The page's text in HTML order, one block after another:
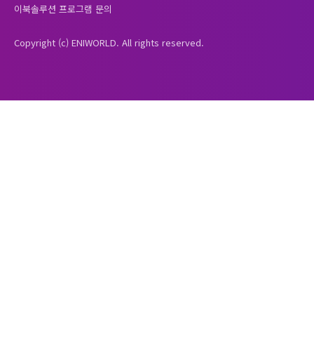
이북솔루션 프로그램 문의
Copyright (c) ENIWORLD. All rights reserved.